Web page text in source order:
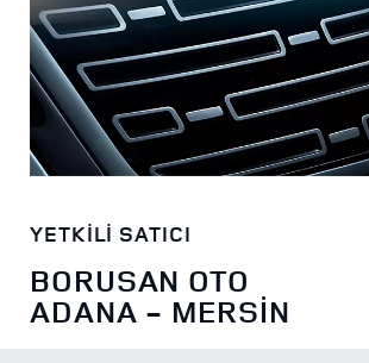
YETKİLİ SATICI
BORUSAN OTO
ADANA - MERSİN